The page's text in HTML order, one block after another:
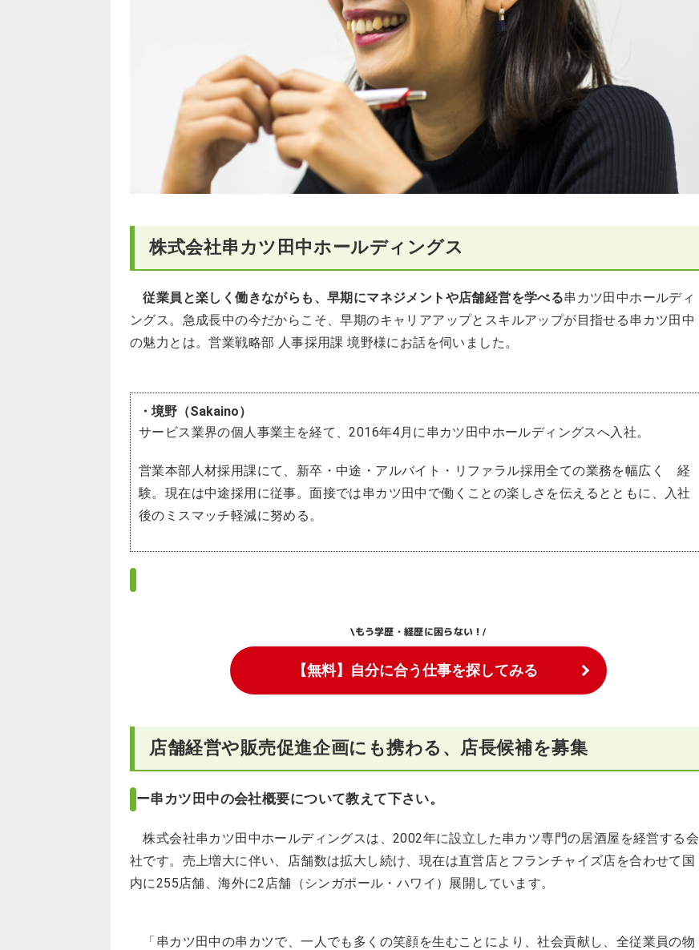
株式会社串カツ田中ホールディングス
従業員と楽しく働きながらも、早期にマネジメントや店舗経営を学べる串カツ田中ホールディ
ングス。急成長中の今だからこそ、早期のキャリアアップとスキルアップが目指せる串カツ田中
の魅力とは。営業戦略部 人事採用課 境野様にお話を伺いました。
・境野（Sakaino）
サービス業界の個人事業主を経て、2016年4月に串カツ田中ホールディングスへ入社。
営業本部人材採用課にて、新卒・中途・アルバイト・リファラル採用全ての業務を幅広く 経
験。現在は中途採用に従事。面接では串カツ田中で働くことの楽しさを伝えるとともに、入社
後のミスマッチ軽減に努める。
\もう学歴・経歴に困らない！/
【無料】自分に合う仕事を探してみる
店舗経営や販売促進企画にも携わる、店長候補を募集
ー串カツ田中の会社概要について教えて下さい。
株式会社串カツ田中ホールディングスは、2002年に設立した串カツ専門の居酒屋を経営する会
社です。売上増大に伴い、店舗数は拡大し続け、現在は直営店とフランチャイズ店を合わせて国
内に255店舗、海外に2店舗（シンガポール・ハワイ）展開しています。
「串カツ田中の串カツで、一人でも多くの笑顔を生むことにより、社会貢献し、全従業員の物